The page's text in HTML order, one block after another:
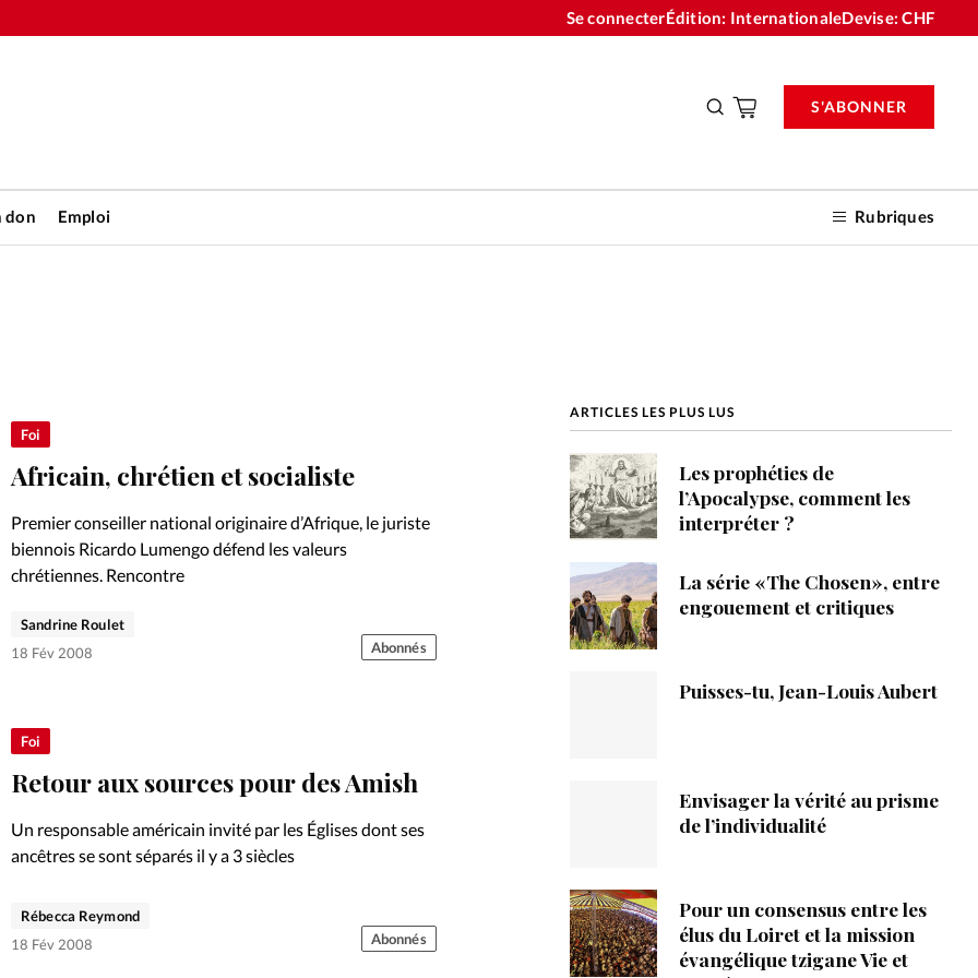
Se connecterÉdition: InternationaleDevise:CHF
don Emploi Rubriques
S'ABONNER
Foi
Opinions
Mon compte
Nous contacter
Foi
Africain, chrétien et socialiste
Premier conseiller national originaire d’Afrique, le juriste
biennois Ricardo Lumengo défend les valeurs
chrétiennes. Rencontre
Sandrine Roulet
18 Fév 2008
Abonnés
Foi
Retour aux sources pour des Amish
Un responsable américain invité par les Églises dont ses
ancêtres se sont séparés il y a 3 siècles
Rébecca Reymond
18 Fév 2008
Abonnés
ARTICLES LES PLUS LUS
Les prophéties de
l’Apocalypse, comment les
interpréter ?
La série «The Chosen», entre
engouement et critiques
Puisses-tu, Jean-Louis Aubert
Envisager la vérité au prisme
de l’individualité
Pour un consensus entre les
élus du Loiret et la mission
évangélique tzigane Vie et